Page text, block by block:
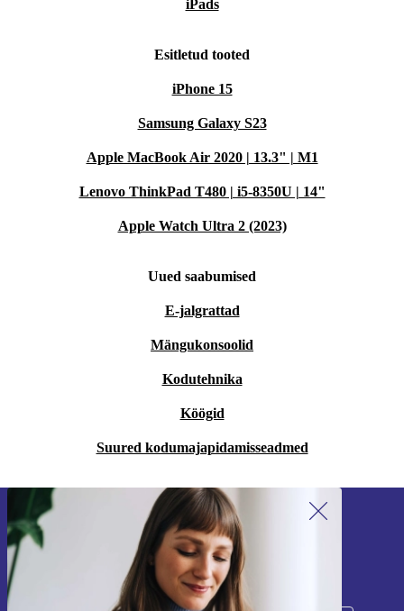
iPads
Esitletud tooted
iPhone 15
Samsung Galaxy S23
Apple MacBook Air 2020 | 13.3" | M1
Lenovo ThinkPad T480 | i5-8350U | 14"
Apple Watch Ultra 2 (2023)
Uued saabumised
E-jalgrattad
Mängukonsoolid
Kodutehnika
Köögid
Suured kodumajapidamisseadmed
Liitu meie uudiskirjaga!
Ära jäta enam ühtegi pakkumist vahele.